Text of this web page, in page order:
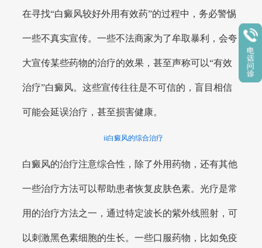
在寻找“白癜风较好外用有效药”的过程中，务必警惕
一些不真实宣传。一些不法商家为了牟取暴利，会夸
大宣传某些药物的治疗的效果，甚至声称可以“有效
治疗”白癜风。这些宣传往往是不可信的，盲目相信
可能会延误治疗，甚至损害健康。
ii白癜风的综合治疗
白癜风的治疗注意综合性，除了外用药物，还有其他
一些治疗方法可以帮助患者恢复皮肤色素。光疗是常
用的治疗方法之一，通过特定波长的紫外线照射，可
以刺激黑色素细胞的生长。一些口服药物，比如免疫